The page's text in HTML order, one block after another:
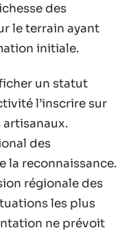
des
le terrain ayant
initiale.
un statut
l’inscrire sur
des
la reconnaissance.
régionale des
les plus
ne prévoit